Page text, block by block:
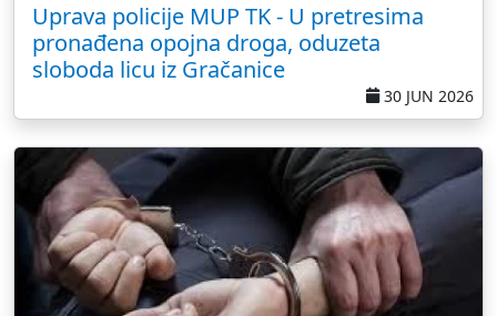
Uprava policije MUP TK - U pretresima
pronađena opojna droga, oduzeta
sloboda licu iz Gračanice
30 JUN 2026